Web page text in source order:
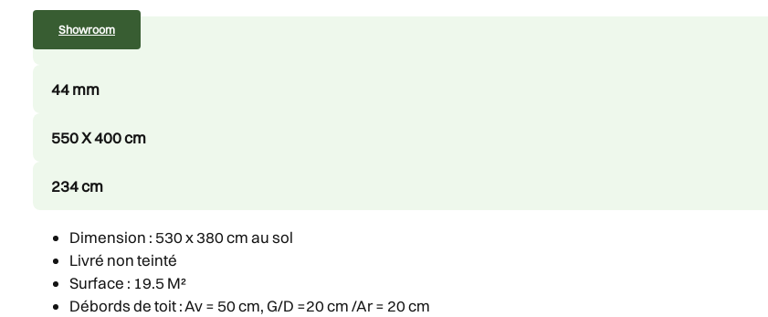
Showroom
19.5 m²
44 mm
550 X 400 cm
234 cm
Dimension : 530 x 380 cm au sol
Livré non teinté
Surface : 19.5 M²
Débords de toit : Av = 50 cm, G/D =20 cm /Ar = 20 cm